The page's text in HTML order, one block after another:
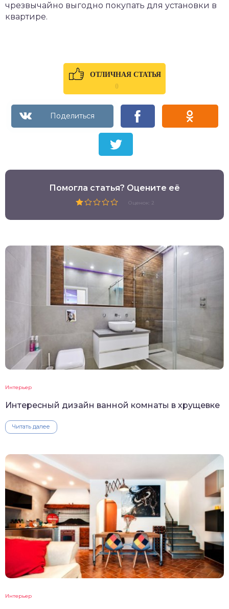
чрезвычайно выгодно покупать для установки в
квартире.
ОТЛИЧНАЯ СТАТЬЯ
0
Помогла статья? Оцените её
Оценок: 2
Интерьер
Интересный дизайн ванной комнаты в хрущевке
Читать далее
Интерьер